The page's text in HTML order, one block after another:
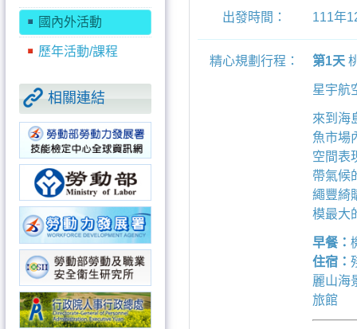
國內外活動
歷年活動/課程
相關連結
出發時間： 111年
精心規劃行程： 第1天
星宇航
來到海
魚市場
空間表
帶氣候
繩豐綺
模最大
早餐：
住宿：
麗山海
旅館